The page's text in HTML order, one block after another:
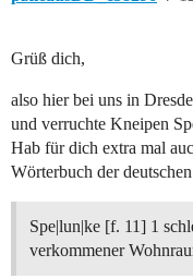
Grüß dich,
also hier bei uns in
und verruchte Kneipen
Hab für dich extra mal
Wörterbuch der
Spe|lun|ke [f. 11] 1
verkommener